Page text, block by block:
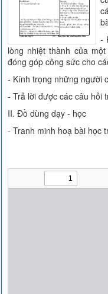
-
lòng nhiệt thành của
đóng góp công sức cho
- Kính trọng những người
- Trả lời được các câu hỏi
II. Đồ dùng dạy - học
- Tranh minh hoạ bài học